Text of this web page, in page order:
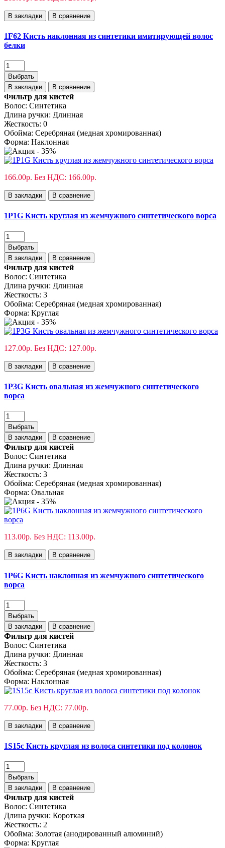
В закладки В сравнение
1F62 Кисть наклонная из синтетики имитирующей волос
белки
Выбрать
В закладки
В сравнение
Фильтр для кистей
Волос: Синтетика
Длина ручки: Длинная
Жесткость: 0
Обойма: Cеребряная (медная хромированная)
Форма: Наклонная
166.00р. Без НДС: 166.00р.
В закладки В сравнение
1P1G Кисть круглая из жемчужного синтетического ворса
Выбрать
В закладки
В сравнение
Фильтр для кистей
Волос: Синтетика
Длина ручки: Длинная
Жесткость: 3
Обойма: Cеребряная (медная хромированная)
Форма: Круглая
127.00р. Без НДС: 127.00р.
В закладки В сравнение
1P3G Кисть овальная из жемчужного синтетического
ворса
Выбрать
В закладки
В сравнение
Фильтр для кистей
Волос: Синтетика
Длина ручки: Длинная
Жесткость: 3
Обойма: Cеребряная (медная хромированная)
Форма: Овальная
113.00р. Без НДС: 113.00р.
В закладки В сравнение
1P6G Кисть наклонная из жемчужного синтетического
ворса
Выбрать
В закладки
В сравнение
Фильтр для кистей
Волос: Синтетика
Длина ручки: Длинная
Жесткость: 3
Обойма: Cеребряная (медная хромированная)
Форма: Наклонная
77.00р. Без НДС: 77.00р.
В закладки В сравнение
1S15с Кисть круглая из волоса синтетики под колонок
Выбрать
В закладки
В сравнение
Фильтр для кистей
Волос: Синтетика
Длина ручки: Короткая
Жесткость: 2
Обойма: Золотая (анодированный алюминий)
Форма: Круглая